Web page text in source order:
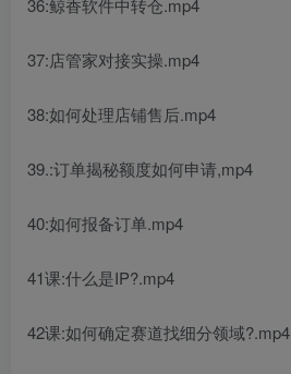
36:鲸香软件中转仓.mp4
37:店管家对接实操.mp4
38:如何处理店铺售后.mp4
39.:订单揭秘额度如何申请,mp4
40:如何报备订单.mp4
41课:什么是IP?.mp4
42课:如何确定赛道找细分领域?.mp4